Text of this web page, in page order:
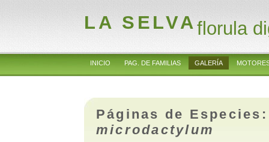
LA SELVAflorula
INICIO PAG. DE FAMILIAS GALERÍA
Páginas de
microdactylum